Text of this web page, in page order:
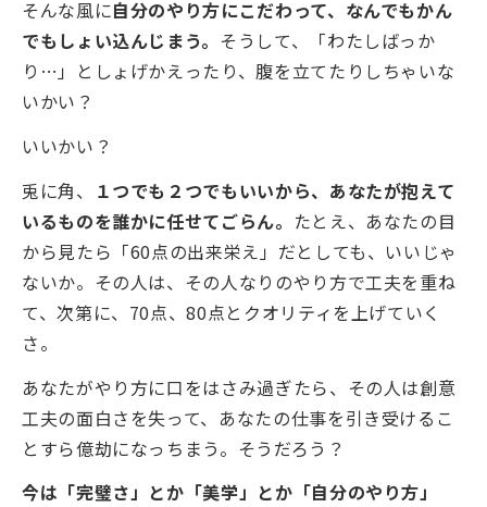
そんな風に自分のやり方にこだわって、なんでもかん
でもしょい込んじまう。 そうして、「わたしばっか
り…」としょげかえったり、腹を立てたりしちゃいな
いかい？
いいかい？
兎に角、
１つでも２つでもいいから、あなたが抱えて
いるものを誰かに任せてごらん。 たとえ、あなたの目
から見たら「60点の出来栄え」だとしても、いいじゃ
ないか。その人は、その人なりのやり方で工夫を重ね
て、次第に、70点、80点とクオリティを上げていく
さ。
あなたがやり方に口をはさみ過ぎたら、その人は創意
工夫の面白さを失って、あなたの仕事を引き受けるこ
とすら億劫になっちまう。そうだろう？
今は「完璧さ」とか「美学」とか「自分のやり方」